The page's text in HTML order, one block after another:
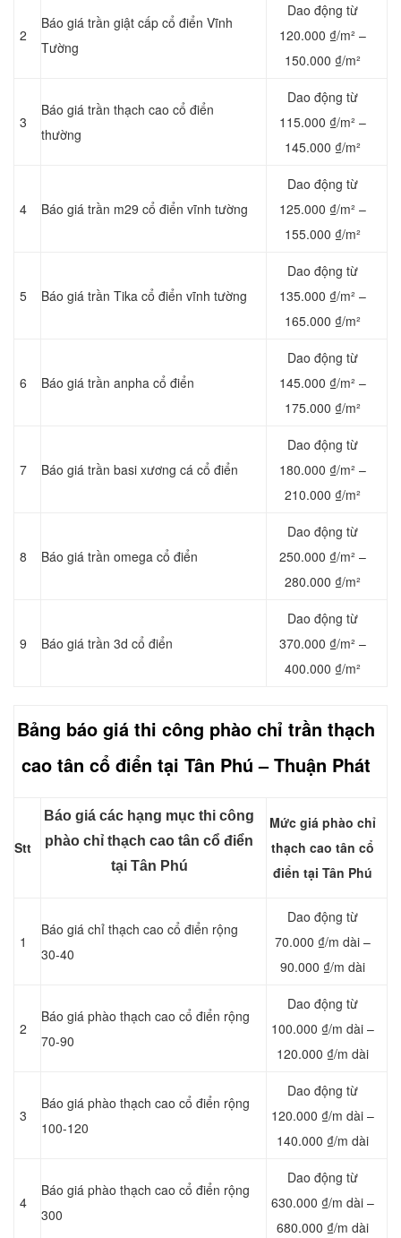
2
Báo giá trần giật cấp cổ điển Vĩnh
Tường
Dao động từ
120.000 ₫/m² –
150.000 ₫/m²
3
Báo giá trần thạch cao cổ điển
thường
Dao động từ
115.000 ₫/m² –
145.000 ₫/m²
4 Báo giá trần m29 cổ điển vĩnh tường
Dao động từ
125.000 ₫/m² –
155.000 ₫/m²
5 Báo giá trần Tika cổ điển vĩnh tường
Dao động từ
135.000 ₫/m² –
165.000 ₫/m²
6 Báo giá trần anpha cổ điển
Dao động từ
145.000 ₫/m² –
175.000 ₫/m²
7 Báo giá trần basi xương cá cổ điển
Dao động từ
180.000 ₫/m² –
210.000 ₫/m²
8 Báo giá trần omega cổ điển
Dao động từ
250.000 ₫/m² –
280.000 ₫/m²
9 Báo giá trần 3d cổ điển
Dao động từ
370.000 ₫/m² –
400.000 ₫/m²
Bảng báo giá thi công phào chỉ trần thạch
cao tân cổ điển tại Tân Phú – Thuận Phát
Stt
Báo giá các hạng mục thi công
phào chỉ thạch cao tân cổ điển
tại Tân Phú
Mức giá phào chỉ
thạch cao tân cổ
điển tại Tân Phú
1
Báo giá chỉ thạch cao cổ điển rộng
30-40
Dao động từ
70.000 ₫/m dài –
90.000 ₫/m dài
2
Báo giá phào thạch cao cổ điển rộng
70-90
Dao động từ
100.000 ₫/m dài –
120.000 ₫/m dài
3
Báo giá phào thạch cao cổ điển rộng
100-120
Dao động từ
120.000 ₫/m dài –
140.000 ₫/m dài
4
Báo giá phào thạch cao cổ điển rộng
300
Dao động từ
630.000 ₫/m dài –
680.000 ₫/m dài